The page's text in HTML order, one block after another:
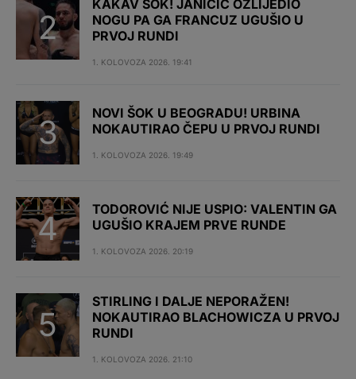
KAKAV ŠOK! JANIČIĆ OZLIJEDIO
NOGU PA GA FRANCUZ UGUŠIO U
PRVOJ RUNDI
1. KOLOVOZA 2026. 19:41
NOVI ŠOK U BEOGRADU! URBINA
NOKAUTIRAO ČEPU U PRVOJ RUNDI
1. KOLOVOZA 2026. 19:49
TODOROVIĆ NIJE USPIO: VALENTIN GA
UGUŠIO KRAJEM PRVE RUNDE
1. KOLOVOZA 2026. 20:19
STIRLING I DALJE NEPORAŽEN!
NOKAUTIRAO BLACHOWICZA U PRVOJ
RUNDI
1. KOLOVOZA 2026. 21:10